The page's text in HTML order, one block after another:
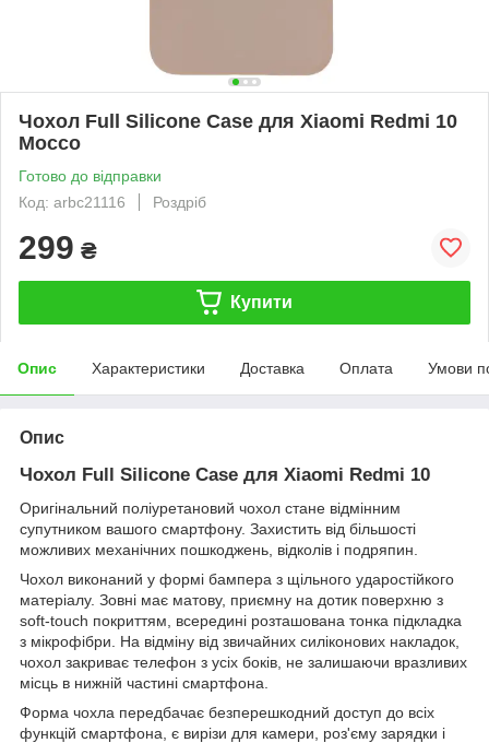
Чохол Full Silicone Case для Xiaomi Redmi 10
Mocco
Готово до відправки
Код: arbc21116
Роздріб
299 ₴
Купити
Опис Характеристики Доставка Оплата Умови
Опис
Чохол Full Silicone Case для Xiaomi Redmi 10
Оригінальний поліуретановий чохол стане відмінним
супутником вашого смартфону. Захистить від більшості
можливих механічних пошкоджень, відколів і подряпин.
Чохол виконаний у формі бампера з щільного ударостійкого
матеріалу. Зовні має матову, приємну на дотик поверхню з
soft-touch покриттям, всередині розташована тонка підкладка
з мікрофібри. На відміну від звичайних силіконових накладок,
чохол закриває телефон з усіх боків, не залишаючи вразливих
місць в нижній частині смартфона.
Форма чохла передбачає безперешкодний доступ до всіх
функцій смартфона, є вирізи для камери, роз'єму зарядки і